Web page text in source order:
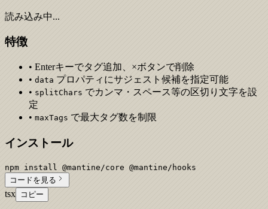
読み込み中...
特徴
• Enterキーでタグ追加、×ボタンで削除
• data プロパティにサジェスト候補を指定可能
• splitChars でカンマ・スペース等の区切り文字を設
定
• maxTags で最大タグ数を制限
インストール
npm install @mantine/core @mantine/hooks
コードを見る
tsx コピー